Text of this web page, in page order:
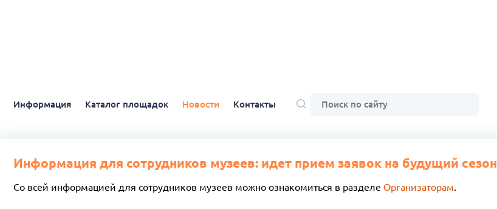
Информация Каталог площадок Новости Контакты
Информация для сотрудников музеев: идет прием заявок на будущий сезон
Со всей информацией для сотрудников музеев можно ознакомиться в разделе Организаторам.